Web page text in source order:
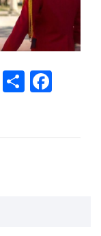
Share